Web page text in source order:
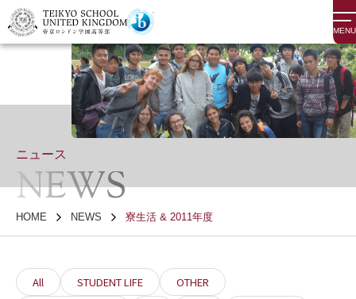
MENU
ニュース
NEWS
HOME NEWS 寮生活 & 2011年度
All STUDENT LIFE
OTHER